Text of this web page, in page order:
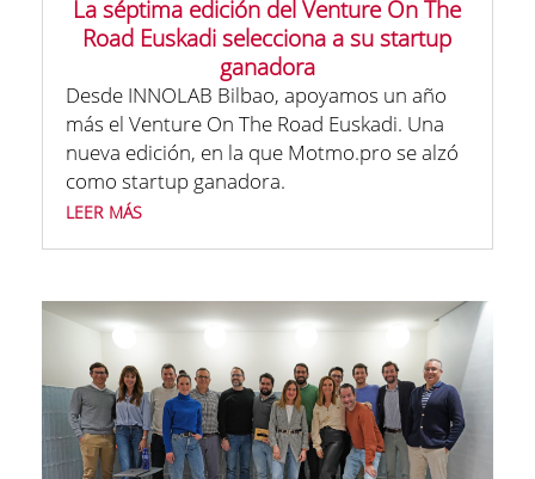
La séptima edición del Venture On The
Road Euskadi selecciona a su startup
ganadora
Desde INNOLAB Bilbao, apoyamos un año
más el Venture On The Road Euskadi. Una
nueva edición, en la que Motmo.pro se alzó
como startup ganadora.
leer más